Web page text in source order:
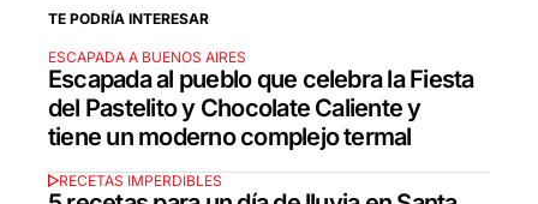
TE PODRÍA INTERESAR
ESCAPADA A BUENOS AIRES
Escapada al pueblo que celebra la Fiesta
del Pastelito y Chocolate Caliente y
tiene un moderno complejo termal
RECETAS IMPERDIBLES